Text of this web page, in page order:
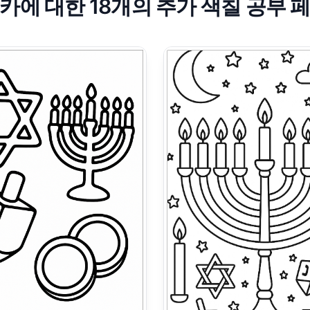
에 대한 18개의 추가 색칠 공부